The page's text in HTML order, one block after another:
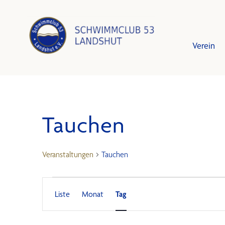
Verein
Tauchen
Veranstaltungen Tauchen
Ansichten-
Navigation
Liste Monat Tag